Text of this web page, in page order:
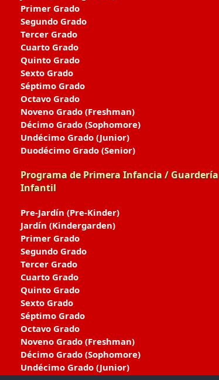
Primer Grado
Segundo Grado
Tercer Grado
Cuarto Grado
Quinto Grado
Sexto Grado
Séptimo Grado
Octavo Grado
Noveno Grado (Freshman)
Décimo Grado (Sophomore)
Undécimo Grado (Junior)
Duodécimo Grado (Senior)
Programa de Primera Infancia / Guardería
Infantil
Pre-Jardín (Pre-Kinder)
Jardín (Kindergarden)
Primer Grado
Segundo Grado
Tercer Grado
Cuarto Grado
Quinto Grado
Sexto Grado
Séptimo Grado
Octavo Grado
Noveno Grado (Freshman)
Décimo Grado (Sophomore)
Undécimo Grado (Junior)